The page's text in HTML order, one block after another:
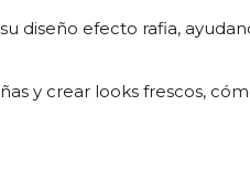
diseño efecto rafia,
y crear looks frescos,